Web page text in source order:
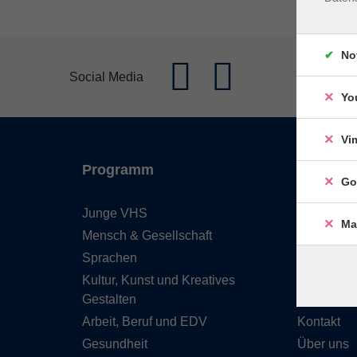
Social Media
Programm
Junge VHS
Mensch & Gesellschaft
Sprachen
Kultur, Kunst und Kreatives
Gestalten
Arbeit, Beruf und EDV
Gesundheit
Kontakt
Über uns